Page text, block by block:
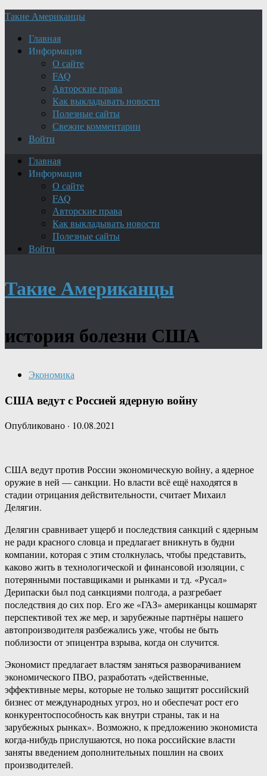
Такие Американцы
Главная
Информация
О сайте
FAQ
Авторские права
Как выкладывать новости
Полезные сайты
Свежие комментарии
Войти
Главная
Информация
О сайте
FAQ
Авторские права
Как выкладывать новости
Полезные сайты
Войти
Такие Американцы
история болезни США
Экономика
США ведут с Россией ядерную войну
Опубликовано · 10.08.2021
США ведут против России экономическую войну, а ядерное
оружие в ней — санкции. Но власти всё ещё находятся в
стадии отрицания действительности, считает Михаил
Делягин.
Делягин сравнивает ущерб и последствия санкций с ядерным
не ради красного словца и предлагает вникнуть в будни
компании, которая с этим столкнулась, чтобы представить,
каково жить в технологической и финансовой изоляции, с
потерянными поставщиками и рынками и тд. «Русал»
Дерипаски был под санкциями полгода, а разгребает
последствия до сих пор. Его же «ГАЗ» американцы кошмарят
перспективой тех же мер, и зарубежные партнёры нашего
автопроизводителя разбежались уже, чтобы не быть
поблизости от эпицентра взрыва, когда он случится.
Экономист предлагает властям заняться разворачиванием
экономического ПВО, разработать «действенные,
эффективные меры, которые не только защитят российский
бизнес от международных угроз, но и обеспечат рост его
конкурентоспособность как внутри страны, так и на
зарубежных рынках». Возможно, к предложению экономиста
когда-нибудь прислушаются, но пока российские власти
заняты введением дополнительных пошлин на своих
производителей.